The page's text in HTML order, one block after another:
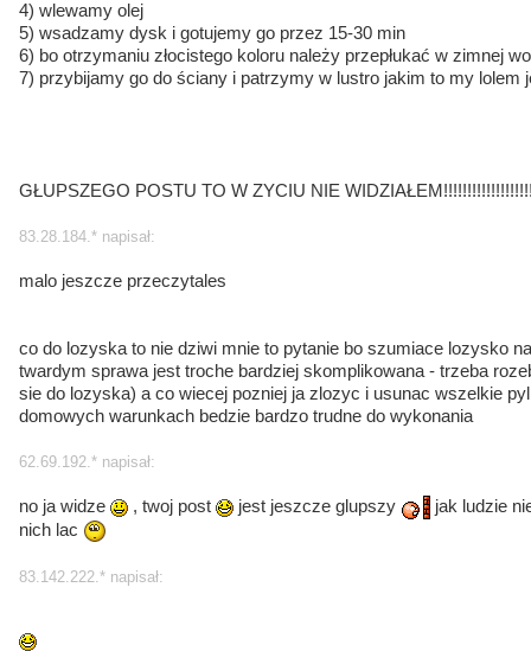
4) wlewamy olej
5) wsadzamy dysk i gotujemy go przez 15-30 min
6) bo otrzymaniu złocistego koloru należy przepłukać w zimnej
7) przybijamy go do ściany i patrzymy w lustro jakim to my lolem
GŁUPSZEGO POSTU TO W ZYCIU NIE
83.28.184.* napisał:
malo jeszcze przeczytales
co do lozyska to nie dziwi mnie to pytanie bo szumiace lozysko
twardym sprawa jest troche bardziej skomplikowana - trzeba
sie do lozyska) a co wiecej pozniej ja zlozyc i usunac wszelkie
domowych warunkach bedzie bardzo trudne do wykonania
62.69.192.* napisał:
no ja widze , twoj post jest jeszcze glupszy
jak ludzie
nich lac
83.142.222.* napisał: